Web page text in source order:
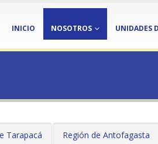
INICIO NOSOTROS UNIDADES
Tarapacá Región de Antofagasta